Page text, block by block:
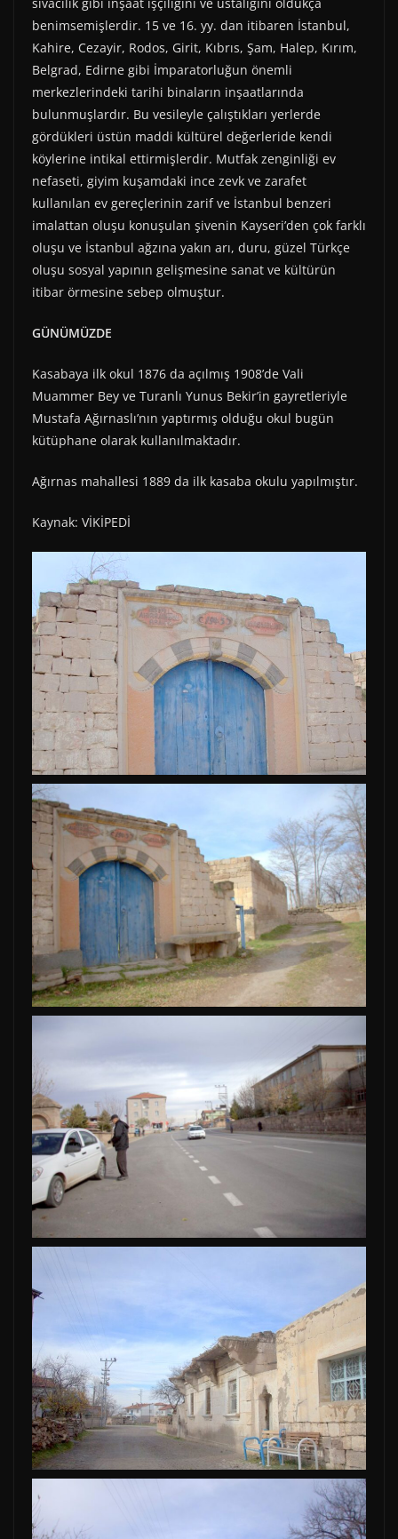
sıvacılık gibi inşaat işçiliğini ve ustalığını oldukça
benimsemişlerdir. 15 ve 16. yy. dan itibaren İstanbul,
Kahire, Cezayir, Rodos, Girit, Kıbrıs, Şam, Halep, Kırım,
Belgrad, Edirne gibi İmparatorluğun önemli
merkezlerindeki tarihi binaların inşaatlarında
bulunmuşlardır. Bu vesileyle çalıştıkları yerlerde
gördükleri üstün maddi kültürel değerleride kendi
köylerine intikal ettirmişlerdir. Mutfak zenginliği ev
nefaseti, giyim kuşamdaki ince zevk ve zarafet
kullanılan ev gereçlerinin zarif ve İstanbul benzeri
imalattan oluşu konuşulan şivenin Kayseri’den çok farklı
oluşu ve İstanbul ağzına yakın arı, duru, güzel Türkçe
oluşu sosyal yapının gelişmesine sanat ve kültürün
itibar örmesine sebep olmuştur.
GÜNÜMÜZDE
Kasabaya ilk okul 1876 da açılmış 1908’de Vali
Muammer Bey ve Turanlı Yunus Bekir’in gayretleriyle
Mustafa Ağırnaslı’nın yaptırmış olduğu okul bugün
kütüphane olarak kullanılmaktadır.
Ağırnas mahallesi 1889 da ilk kasaba okulu yapılmıştır.
Kaynak: VİKİPEDİ